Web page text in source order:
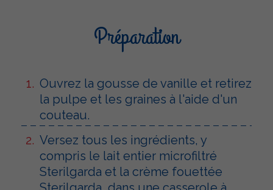
Préparation
Ouvrez la gousse de vanille et retirez
la pulpe et les graines à l'aide d'un
couteau.
Versez tous les ingrédients, y
compris le lait entier microfiltré
Sterilgarda et la crème fouettée